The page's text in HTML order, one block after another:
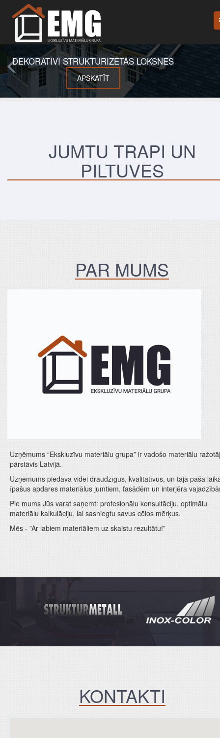
DEKORATĪVI STRUKTURIZĒTĀS LOKSNES
APSKATĪT
JUMTU TRAPI UN
PILTUVES
PAR MUMS
Uzņēmums “Ekskluzīvu materiālu grupa” ir vadošo materiālu
pārstāvis Latvijā.
Uzņēmums piedāvā videi draudzīgus, kvalitatīvus, un tajā pašā
īpašus apdares materiālus jumtiem, fasādēm un interjēra
Pie mums Jūs varat saņemt: profesionālu konsultāciju, optimālu
materiālu kalkulāciju, lai sasniegtu savus cēlos mērķus.
Mēs - ”Ar labiem materiāliem uz skaistu rezultātu!”
KONTAKTI